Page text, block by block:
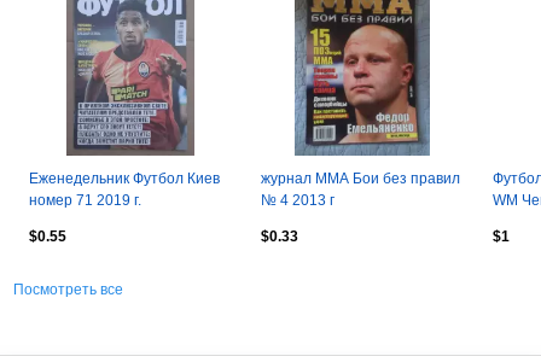
Еженедельник Футбол Киев
номер 71 2019 г.
$0.55
журнал ММА Бои без правил
№ 4 2013 г
$0.33
WM
$1
Посмотреть все